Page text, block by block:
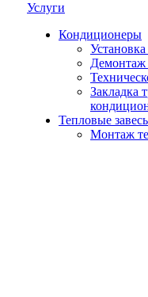
Услуги
Кондиционеры
Демонтаж
Закладка
Тепловые
Монтаж